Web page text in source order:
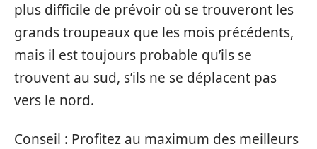
plus difficile de prévoir où se trouveront les
grands troupeaux que les mois précédents,
mais il est toujours probable qu’ils se
trouvent au sud, s’ils ne se déplacent pas
vers le nord.
Conseil : Profitez au maximum des meilleurs